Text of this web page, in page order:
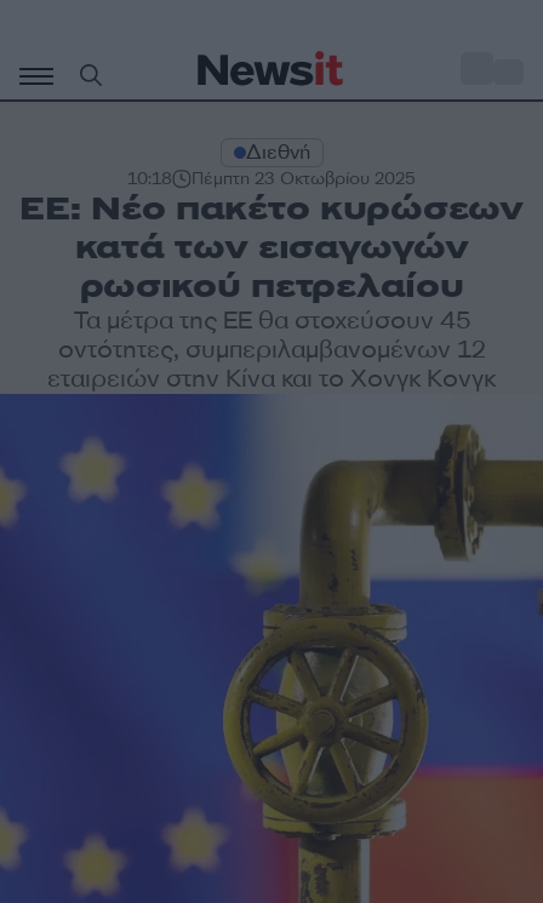
περιεχόμενο
Διεθνή
10:18 Πέμπτη 23 Οκτωβρίου 2025
ΕΕ: Νέο πακέτο κυρώσεων
κατά των εισαγωγών
ρωσικού πετρελαίου
Τα μέτρα της ΕΕ θα στοχεύσουν 45
οντότητες, συμπεριλαμβανομένων 12
εταιρειών στην Κίνα και το Χονγκ Κονγκ